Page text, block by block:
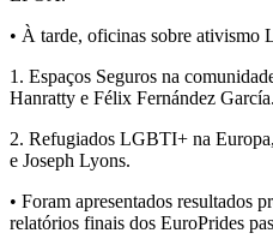
• À tarde, oficinas sobre
1. Espaços Seguros na
Hanratty e Félix Fernández García.
2. Refugiados LGBTI+ na Europa
e Joseph Lyons.
• Foram apresentados resultados
relatórios finais dos EuroPrides